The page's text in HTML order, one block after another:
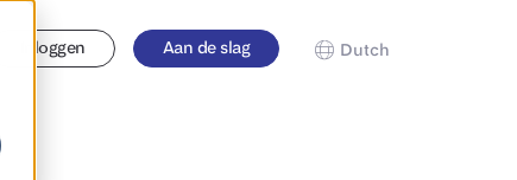
Inloggen Aan de slag Dutch